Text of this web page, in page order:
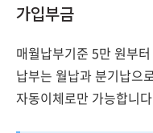
가입부금
매월납부기준 5만 원부
납부는 월납과 분기납으
자동이체로만 가능합니